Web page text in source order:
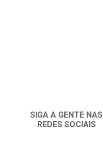
SIGA A GENTE NAS
REDES SOCIAIS